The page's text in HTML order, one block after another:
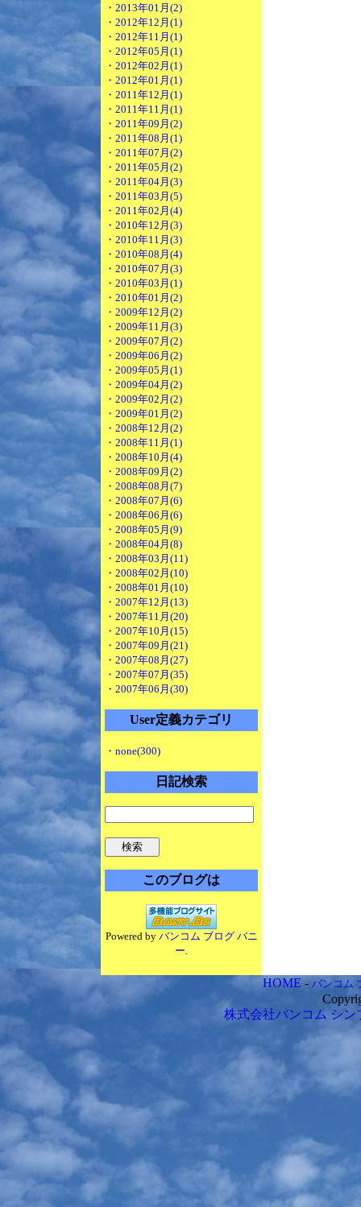
・2013年01月(2)
・2012年12月(1)
・2012年11月(1)
・2012年05月(1)
・2012年02月(1)
・2012年01月(1)
・2011年12月(1)
・2011年11月(1)
・2011年09月(2)
・2011年08月(1)
・2011年07月(2)
・2011年05月(2)
・2011年04月(3)
・2011年03月(5)
・2011年02月(4)
・2010年12月(3)
・2010年11月(3)
・2010年08月(4)
・2010年07月(3)
・2010年03月(1)
・2010年01月(2)
・2009年12月(2)
・2009年11月(3)
・2009年07月(2)
・2009年06月(2)
・2009年05月(1)
・2009年04月(2)
・2009年02月(2)
・2009年01月(2)
・2008年12月(2)
・2008年11月(1)
・2008年10月(4)
・2008年09月(2)
・2008年08月(7)
・2008年07月(6)
・2008年06月(6)
・2008年05月(9)
・2008年04月(8)
・2008年03月(11)
・2008年02月(10)
・2008年01月(10)
・2007年12月(13)
・2007年11月(20)
・2007年10月(15)
・2007年09月(21)
・2007年08月(27)
・2007年07月(35)
・2007年06月(30)
User定義カテゴリ
・none(300)
日記検索
このブログは
Powered by バンコム ブログ バニ
ー.
HOME-バンコム
株式会社バンコム シン